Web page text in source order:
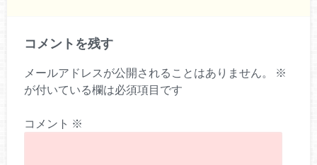
コメントを残す
メールアドレスが公開されることはありません。
※
が付いている欄は必須項目です
コメント ※